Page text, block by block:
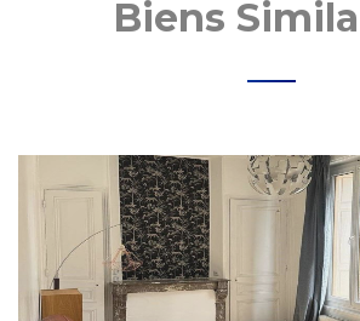
Biens